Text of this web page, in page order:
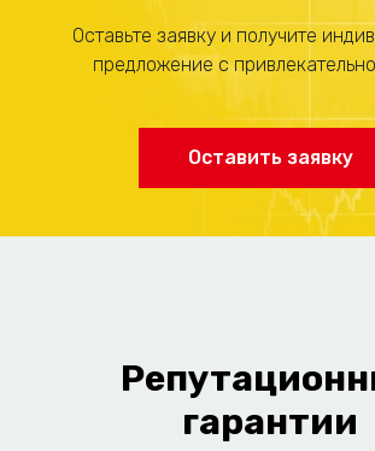
Оставьте заявку и получите
предложение с
Оставить заявку
гарантии